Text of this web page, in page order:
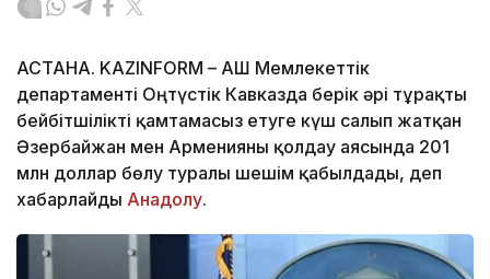
АСТАНА. KAZINFORM – АҚШ Мемлекеттік
департаменті Оңтүстік Кавказда берік әрі тұрақты
бейбітшілікті қамтамасыз етуге күш салып жатқан
Әзербайжан мен Арменияны қолдау аясында 201
млн доллар бөлу туралы шешім қабылдады, деп
хабарлайды Анадолу.